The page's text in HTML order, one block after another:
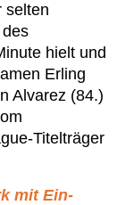
selten
hielt und
Erling
Alvarez (84.)
Titelträger
mit Ein-